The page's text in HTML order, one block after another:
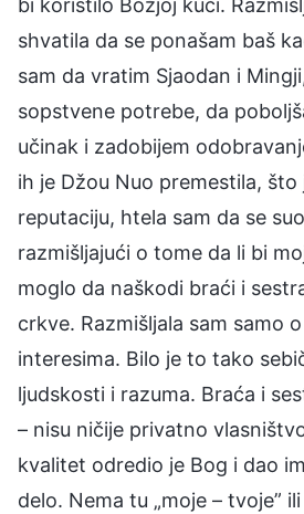
shvatila da se ponašam baš
sam da vratim Sjaodan i
sopstvene potrebe, da
učinak i zadobijem
ih je Džou Nuo premestila,
reputaciju, htela sam da se
razmišljajući o tome da li bi
moglo da naškodi braći i
crkve. Razmišljala sam samo
interesima. Bilo je to tako
ljudskosti i razuma. Braća i
– nisu ničije privatno
kvalitet odredio je Bog i dao
delo. Nema tu „moje – tvoje”